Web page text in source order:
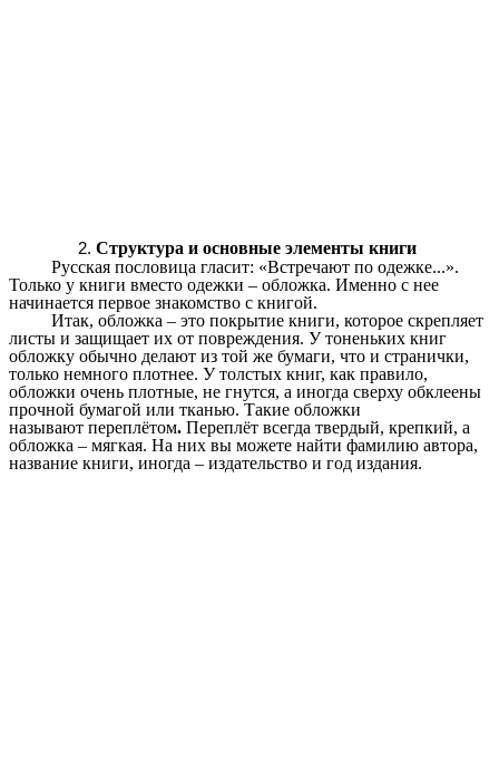
Структура и основные элементы книги
Русская пословица гласит: «Встречают по одежке...».
Только у книги вместо одежки – обложка. Именно с нее
начинается первое знакомство с книгой.
Итак, обложка – это покрытие книги, которое скрепляет
листы и защищает их от повреждения. У тоненьких книг
обложку обычно делают из той же бумаги, что и странички,
только немного плотнее. У толстых книг, как правило,
обложки очень плотные, не гнутся, а иногда сверху обклеены
прочной бумагой или тканью. Такие обложки
называют переплётом. Переплёт всегда твердый, крепкий, а
обложка – мягкая. На них вы можете найти фамилию автора,
название книги, иногда – издательство и год издания.